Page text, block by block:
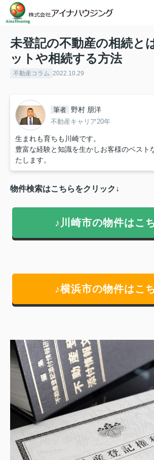
未登記の不動産の相続と
ットや相続する方法
不動産コラム 2022.10.29
筆者 野村 朋洋
不動産キャリア20年
生まれも育ちも川崎です。
豊富な経験と知識を生かしお客様のベスト
たします。
物件検索はこちらをクリック↓
♪川崎市の物件はこ
♪横浜市の物件はこ